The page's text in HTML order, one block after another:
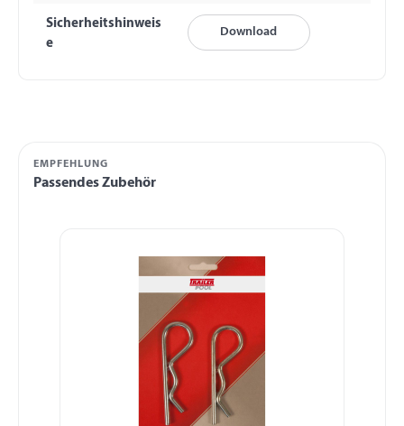
Sicherheitshinweis
e
Download
EMPFEHLUNG
Passendes Zubehör